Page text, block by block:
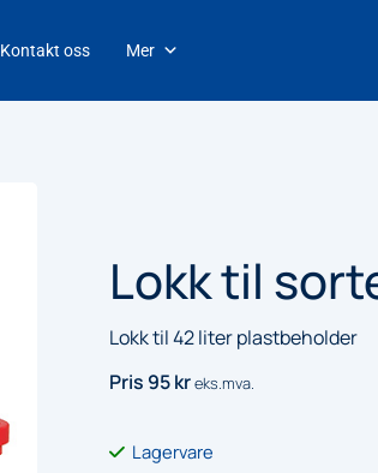
Kontakt oss Mer
Lokk til
Lokk til 42 liter plastbeholder
Pris 95kreks.mva.
Lagervare